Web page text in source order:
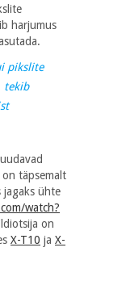
harjumus
pikslite
tekib
täpsemalt
jagaks ühte
watch?
on
X-T10 ja X-